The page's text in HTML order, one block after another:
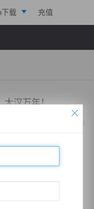
下载 充值
汉万年！
2019-12-29 11:03 字数：2025
寻药了。”